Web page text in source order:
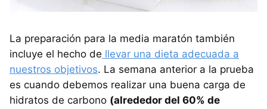
La preparación para la media maratón también
incluye el hecho de llevar una dieta adecuada a
nuestros objetivos. La semana anterior a la prueba
es cuando debemos realizar una buena carga de
hidratos de carbono (alrededor del 60% de